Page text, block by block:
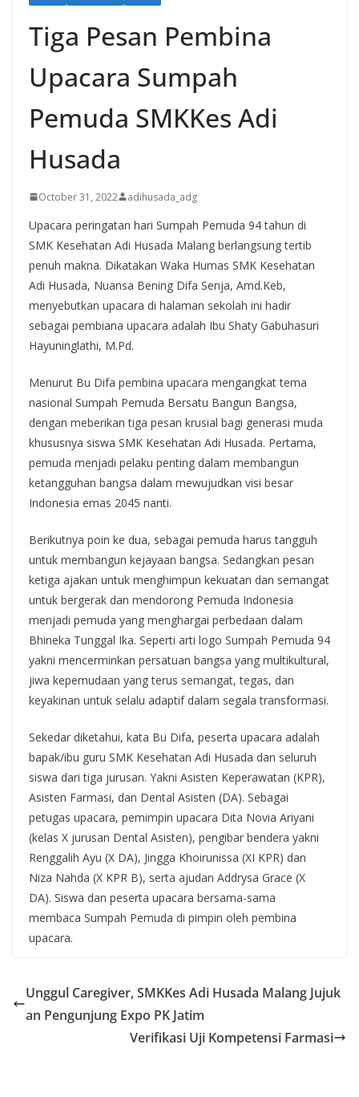
Tiga Pesan Pembina
Upacara Sumpah
Pemuda SMKKes Adi
Husada
October 31, 2022 adihusada_adg
Upacara peringatan hari Sumpah Pemuda 94 tahun di
SMK Kesehatan Adi Husada Malang berlangsung tertib
penuh makna. Dikatakan Waka Humas SMK Kesehatan
Adi Husada, Nuansa Bening Difa Senja, Amd.Keb,
menyebutkan upacara di halaman sekolah ini hadir
sebagai pembiana upacara adalah Ibu Shaty Gabuhasuri
Hayuninglathi, M.Pd.
Menurut Bu Difa pembina upacara mengangkat tema
nasional Sumpah Pemuda Bersatu Bangun Bangsa,
dengan meberikan tiga pesan krusial bagi generasi muda
khususnya siswa SMK Kesehatan Adi Husada. Pertama,
pemuda menjadi pelaku penting dalam membangun
ketangguhan bangsa dalam mewujudkan visi besar
Indonesia emas 2045 nanti.
Berikutnya poin ke dua, sebagai pemuda harus tangguh
untuk membangun kejayaan bangsa. Sedangkan pesan
ketiga ajakan untuk menghimpun kekuatan dan semangat
untuk bergerak dan mendorong Pemuda Indonesia
menjadi pemuda yang menghargai perbedaan dalam
Bhineka Tunggal Ika. Seperti arti logo Sumpah Pemuda 94
yakni mencerminkan persatuan bangsa yang multikultural,
jiwa kepemudaan yang terus semangat, tegas, dan
keyakinan untuk selalu adaptif dalam segala transformasi.
Sekedar diketahui, kata Bu Difa, peserta upacara adalah
bapak/ibu guru SMK Kesehatan Adi Husada dan seluruh
siswa dari tiga jurusan. Yakni Asisten Keperawatan (KPR),
Asisten Farmasi, dan Dental Asisten (DA). Sebagai
petugas upacara, pemimpin upacara Dita Novia Ariyani
(kelas X jurusan Dental Asisten), pengibar bendera yakni
Renggalih Ayu (X DA), Jingga Khoirunissa (XI KPR) dan
Niza Nahda (X KPR B), serta ajudan Addrysa Grace (X
DA). Siswa dan peserta upacara bersama-sama
membaca Sumpah Pemuda di pimpin oleh pembina
upacara.
Unggul Caregiver, SMKKes Adi Husada Malang Jujuk
an Pengunjung Expo PK Jatim
Verifikasi Uji Kompetensi Farmasi